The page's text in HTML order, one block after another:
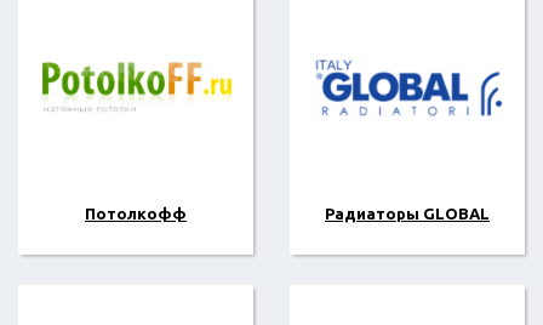
Потолкофф Радиаторы GLOBAL